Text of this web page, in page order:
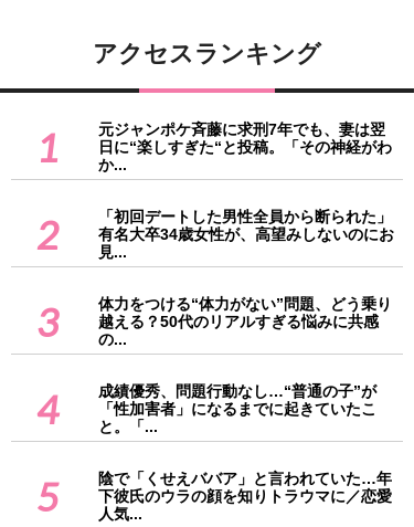
アクセスランキング
1
元ジャンポケ斉藤に求刑7年でも、妻は翌
日に“楽しすぎた“と投稿。「その神経がわ
か...
2
「初回デートした男性全員から断られた」
有名大卒34歳女性が、高望みしないのにお
見...
3
体力をつける“体力がない”問題、どう乗り
越える？50代のリアルすぎる悩みに共感
の...
4
成績優秀、問題行動なし…“普通の子”が
「性加害者」になるまでに起きていたこ
と。「...
5
陰で「くせえババア」と言われていた…年
下彼氏のウラの顔を知りトラウマに／恋愛
人気...